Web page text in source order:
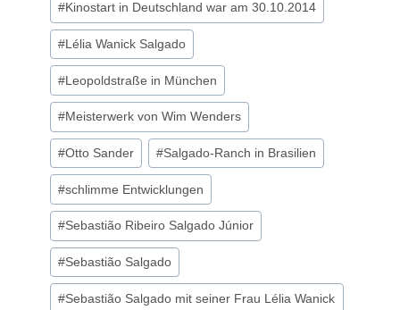
#Kinostart in Deutschland war am 30.10.2014
#Lélia Wanick Salgado
#Leopoldstraße in München
#Meisterwerk von Wim Wenders
#Otto Sander #Salgado-Ranch in Brasilien
#schlimme Entwicklungen
#Sebastião Ribeiro Salgado Júnior
#Sebastião Salgado
#Sebastião Salgado mit seiner Frau Lélia Wanick